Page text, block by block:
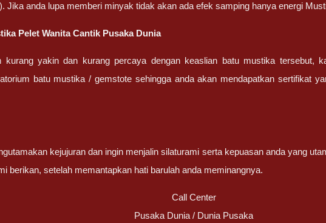
Jika anda lupa memberi minyak tidak akan ada efek samping hanya energi
Pelet Wanita Cantik Pusaka Dunia
kurang yakin dan kurang percaya dengan keaslian batu mustika tersebut,
batu mustika / gemstote sehingga anda akan mendapatkan sertifikat
kejujuran dan ingin menjalin silaturami serta kepuasan anda yang
berikan, setelah memantapkan hati barulah anda meminangnya.
Call Center
Pusaka Dunia / Dunia Pusaka